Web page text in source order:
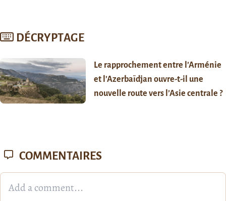
DÉCRYPTAGE
Le rapprochement entre l’Arménie
et l’Azerbaïdjan ouvre-t-il une
nouvelle route vers l’Asie centrale ?
COMMENTAIRES